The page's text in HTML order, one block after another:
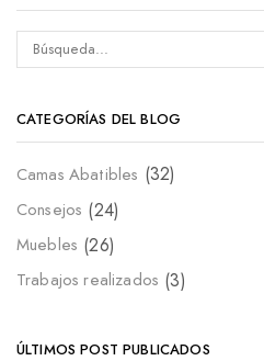
CATEGORÍAS DEL BLOG
Camas Abatibles (32)
Consejos (24)
Muebles (26)
Trabajos realizados (3)
ÚLTIMOS POST PUBLICADOS